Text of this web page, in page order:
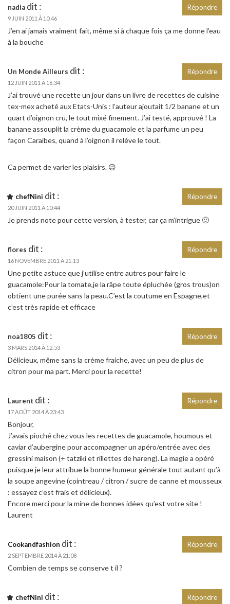
nadia dit :
9 JUIN 2011 À 10:46
J’en ai jamais vraiment fait, même si à chaque fois ça me donne l’eau
à la bouche
Répondre
Un Monde Ailleurs dit :
12 JUIN 2011 À 16:34
J’ai trouvé une recette un jour dans un livre de recettes de cuisine
tex-mex acheté aux Etats-Unis : l’auteur ajoutait 1/2 banane et un
quart d’oignon cru, le tout mixé finement. J’ai testé, approuvé ! La
banane assouplit la crème du guacamole et la parfume un peu
façon Caraïbes, quand à l’oignon il relève le tout.
Ca permet de varier les plaisirs. 😉
Répondre
chefNini dit :
20 JUIN 2011 À 10:44
Je prends note pour cette version, à tester, car ça m’intrigue 🙂
Répondre
flores dit :
16 NOVEMBRE 2011 À 21:13
Une petite astuce que j’utilise entre autres pour faire le
guacamole:Pour la tomate,je la râpe toute épluchée (gros trous)on
obtient une purée sans la peau.C’est la coutume en Espagne,et
c’est très rapide et efficace
Répondre
noa1805 dit :
3 MARS 2014 À 12:53
Délicieux, même sans la crème fraiche, avec un peu de plus de
citron pour ma part. Merci pour la recette!
Répondre
Laurent dit :
17 AOÛT 2014 À 23:43
Bonjour,
J’avais pioché chez vous les recettes de guacamole, houmous et
caviar d’aubergine pour accompagner un apéro/entrée avec des
gressini maison (+ tatziki et rillettes de hareng). La magie a opéré
puisque je leur attribue la bonne humeur générale tout autant qu’à
la soupe angevine (cointreau / citron / sucre de canne et mousseux
: essayez c’est frais et délicieux).
Encore merci pour la mine de bonnes idées qu’est votre site !
Laurent
Répondre
Cookandfashion dit :
2 SEPTEMBRE 2014 À 21:08
Combien de temps se conserve t il ?
Répondre
chefNini dit : Répondre